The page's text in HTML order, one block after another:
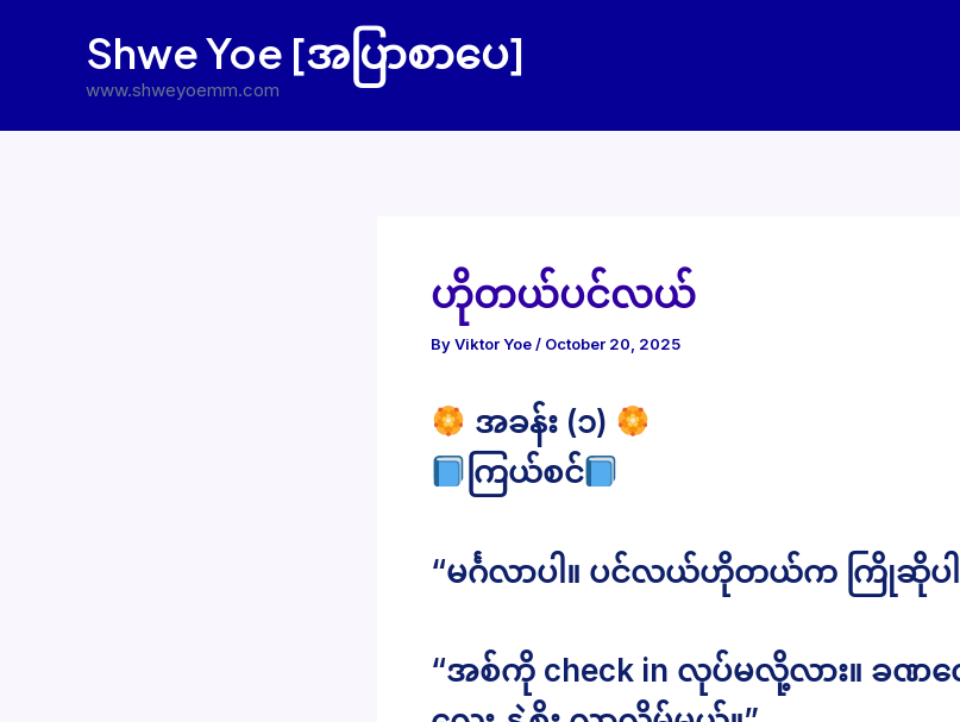
Shwe Yoe [အပြာစာပေ]
www.shweyoemm.com
ဟိုတယ်ပင်လယ်
ByViktor Yoe/ October 20, 2025
အခန်း (၁)
ကြယ်စင်
“မင်္ဂလာပါ။ ပင်လယ်ဟိုတယ်က ကြိုဆိုပ
“အစ်ကို check in လုပ်မလို့လား။ ခဏလ